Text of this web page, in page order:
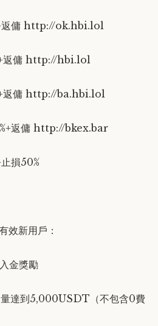
返傭 http://ok.hbi.lol
返傭 http://hbi.lol
返傭 http://ba.hbi.lol
返傭 http://bkex.bar
損50%
效新用戶：
金獎勵
量達到5,000USDT（不包含0費